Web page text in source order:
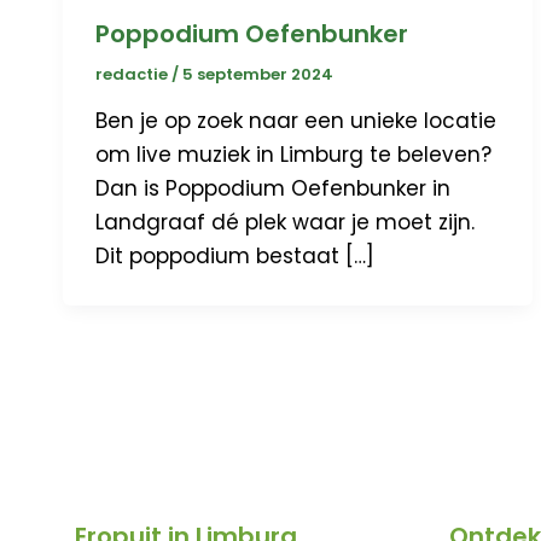
Poppodium Oefenbunker
redactie / 5 september 2024
Ben je op zoek naar een unieke locatie
om live muziek in Limburg te beleven?
Dan is Poppodium Oefenbunker in
Landgraaf dé plek waar je moet zijn.
Dit poppodium bestaat […]